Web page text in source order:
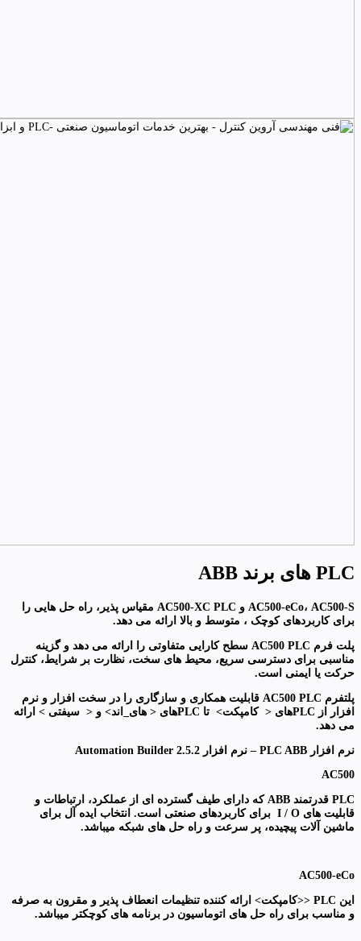
PLC های برند ABB
AC500-eCo، AC500-S و AC500-XC PLC مقیاس پذیر، راه حل هایی را
برای کاربردهای کوچک ، متوسط ​​و بالا ارائه می دهد.
پلت فرم AC500 PLC سطح کارایی متفاوتی را ارائه می دهد و گزینه
مناسبی برای دسترسی سریع، محیط های سخت، نظارت بر شرایط، کنترل
حرکت یا ایمنی است.
پلتفرم
AC500 PLC قابلیت همکاری و سازگاری را در سخت افزار و نرم
افزار از PLCهای < کامپکت> تا PLCهای < های_اند> و < سیفتی > ارائه
می دهد.
نرم افزار PLC ABB – نرم افزار Automation Builder 2.5.2
AC500
PLC قدرتمند ABB که دارای طیف گسترده ای از عملکرد، ارتباطات و
قابلیت های I / O برای کاربردهای صنعتی است. انتخاب ایده آل برای
ماشین آلات پیچیده، پر سرعت و راه حل های شبکه میباشد.
AC500-eCo
این
PLC <<کامپکت> ارائه کننده تنظیمات انعطاف پذیر و مقرون به صرفه
و مناسب برای راه حل های اتوماسیون در برنامه های کوچکتر میباشد.